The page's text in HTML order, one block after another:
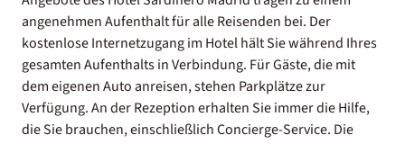
angenehmen Aufenthalt für alle Reisenden bei. Der
kostenlose Internetzugang im Hotel hält Sie während Ihres
gesamten Aufenthalts in Verbindung. Für Gäste, die mit
dem eigenen Auto anreisen, stehen Parkplätze zur
Verfügung. An der Rezeption erhalten Sie immer die Hilfe,
die Sie brauchen, einschließlich Concierge-Service. Die